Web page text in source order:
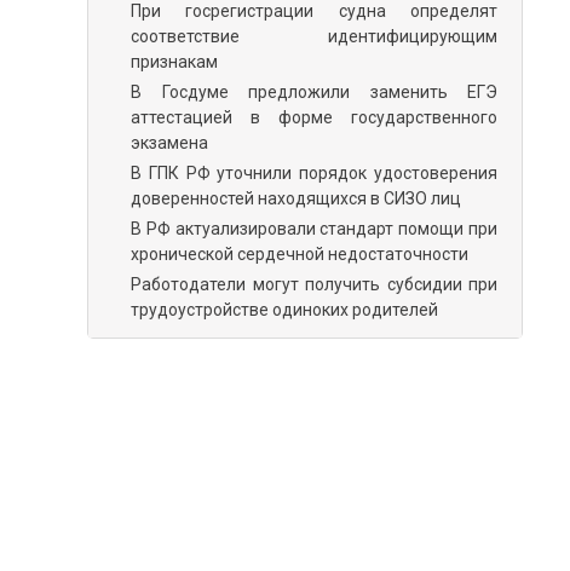
При госрегистрации судна определят
соответствие идентифицирующим
признакам
В Госдуме предложили заменить ЕГЭ
аттестацией в форме государственного
экзамена
В ГПК РФ уточнили порядок удостоверения
доверенностей находящихся в СИЗО лиц
В РФ актуализировали стандарт помощи при
хронической сердечной недостаточности
Работодатели могут получить субсидии при
трудоустройстве одиноких родителей